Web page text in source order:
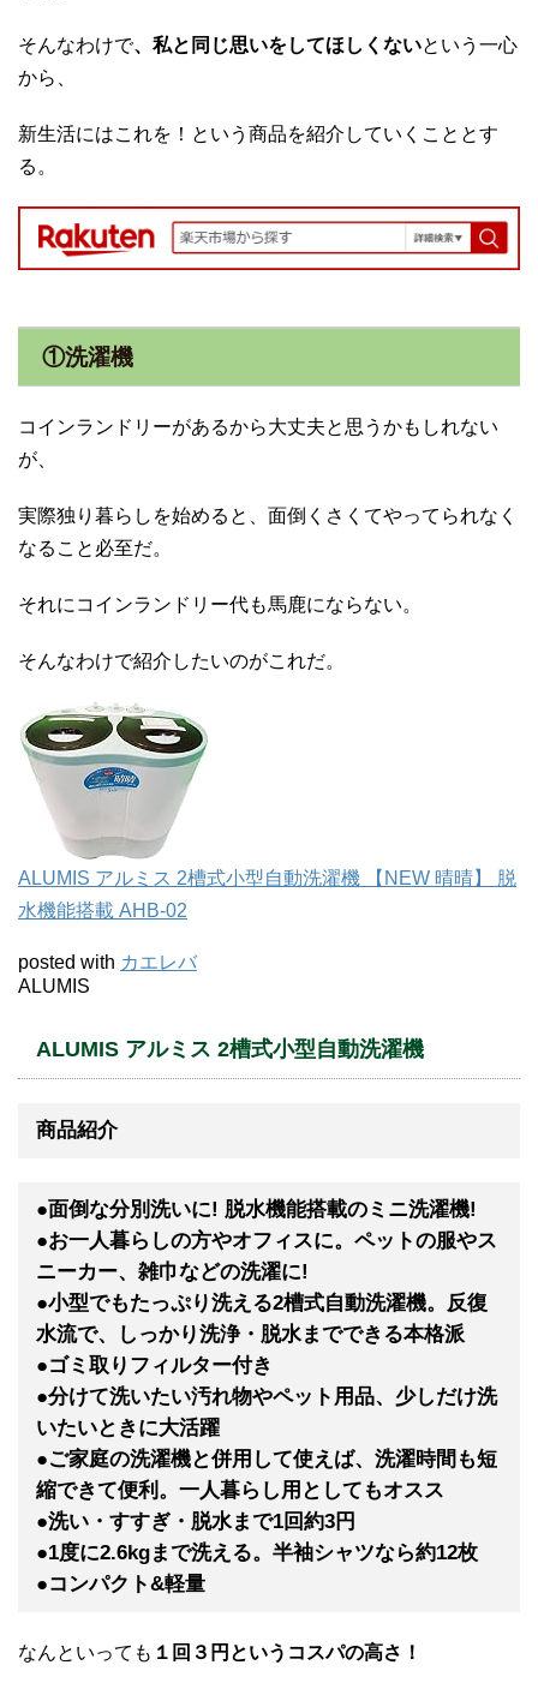
そんなわけで、私と同じ思いをしてほしくないという一心
から、
新生活にはこれを！という商品を紹介していくこととす
る。
①洗濯機
コインランドリーがあるから大丈夫と思うかもしれない
が、
実際独り暮らしを始めると、面倒くさくてやってられなく
なること必至だ。
それにコインランドリー代も馬鹿にならない。
そんなわけで紹介したいのがこれだ。
ALUMIS アルミス 2槽式小型自動洗濯機 【NEW 晴晴】 脱
水機能搭載 AHB-02
posted with カエレバ
ALUMIS
ALUMIS アルミス 2槽式小型自動洗濯機
商品紹介
●面倒な分別洗いに! 脱水機能搭載のミニ洗濯機!
●お一人暮らしの方やオフィスに。ペットの服やス
ニーカー、雑巾などの洗濯に!
●小型でもたっぷり洗える2槽式自動洗濯機。反復
水流で、しっかり洗浄・脱水までできる本格派
●ゴミ取りフィルター付き
●分けて洗いたい汚れ物やペット用品、少しだけ洗
いたいときに大活躍
●ご家庭の洗濯機と併用して使えば、洗濯時間も短
縮できて便利。一人暮らし用としてもオスス
●洗い・すすぎ・脱水まで1回約3円
●1度に2.6kgまで洗える。半袖シャツなら約12枚
●コンパクト&軽量
なんといっても １回３円というコスパの高さ！